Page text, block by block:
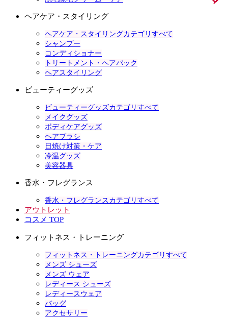
ヘアケア・スタイリング
ヘアケア・スタイリングカテゴリすべて
シャンプー
コンディショナー
トリートメント・ヘアパック
ヘアスタイリング
ビューティーグッズ
ビューティーグッズカテゴリすべて
メイクグッズ
ボディケアグッズ
ヘアブラシ
日焼け対策・ケア
冷温グッズ
美容器具
香水・フレグランス
香水・フレグランスカテゴリすべて
アウトレット
コスメ TOP
フィットネス・トレーニング
フィットネス・トレーニングカテゴリすべて
メンズ シューズ
メンズ ウェア
レディース シューズ
レディースウェア
バッグ
アクセサリー